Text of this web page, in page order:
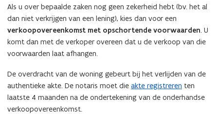
n
r
o
n
d
k
p
g
r
o
n
d
o
e
n
Als u over bepaalde zaken nog geen zekerheid hebt (bv. het al
dan niet verkrijgen van een lening), kies dan voor een
verkoopovereenkomst met opschortende voorwaarden. U
komt dan met de verkoper overeen dat u de verkoop van die
voorwaarden laat afhangen.
De overdracht van de woning gebeurt bij het verlijden van de
authentieke akte. De notaris moet die akte registreren ten
laatste 4 maanden na de ondertekening van de onderhandse
verkoopovereenkomst.